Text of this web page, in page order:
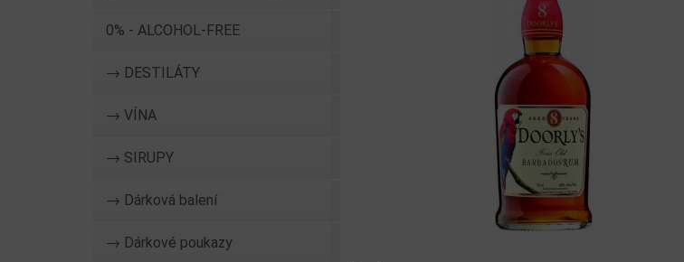
0% - ALCOHOL-FREE
→ DESTILÁTY
→ VÍNA
→ SIRUPY
→ Dárková balení
→ Dárkové poukazy